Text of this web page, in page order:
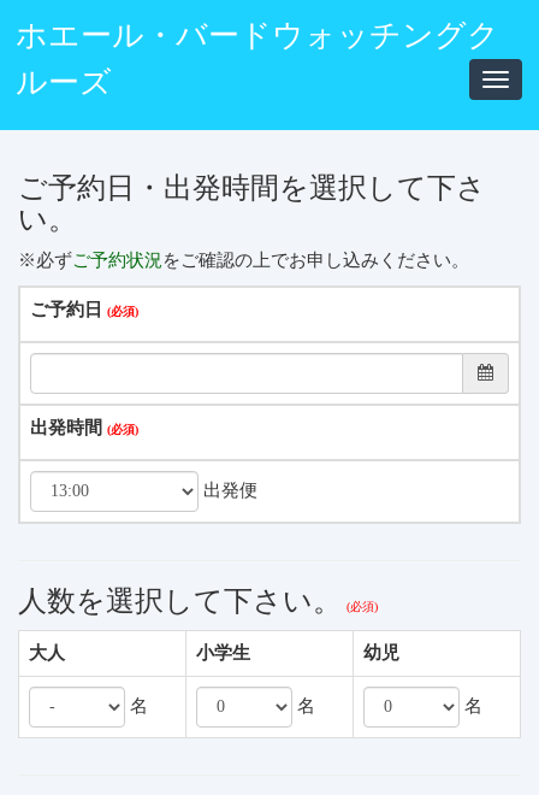
ホエール・バードウォッチングク
ルーズ
ご予約日・出発時間を選択して下さ
い。
※必ずご予約状況 をご確認の上でお申し込みください。
ご予約日
出発時間
出発便
人数を選択して下さい。
大人 小学生 幼児
名 名 名